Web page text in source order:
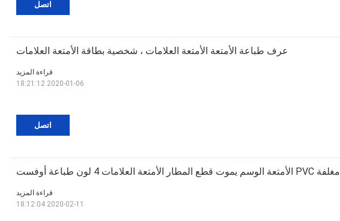
اتصل
عرف طباعة الأمتعة الأمتعة العلامات ، شخصية بطاقة الأمتعة العلامات
اتصل
قراءة المزيد
2020-01-06 18:21:12
مغلفة PVC الأمتعة الوسم يموت قطع المطار الأمتعة العلامات 4 لون طباعة أوفست
قراءة المزيد
2020-02-11 18:12:04